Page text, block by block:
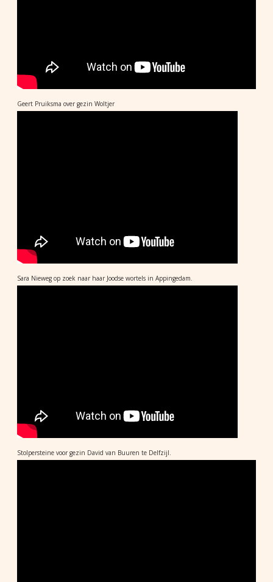
Geert Pruiksma over gezin Woltjer
Sara Nieweg op zoek naar haar Joodse wortels in Appingedam.
Stolpersteine voor gezin David van Buuren te Delfzijl.